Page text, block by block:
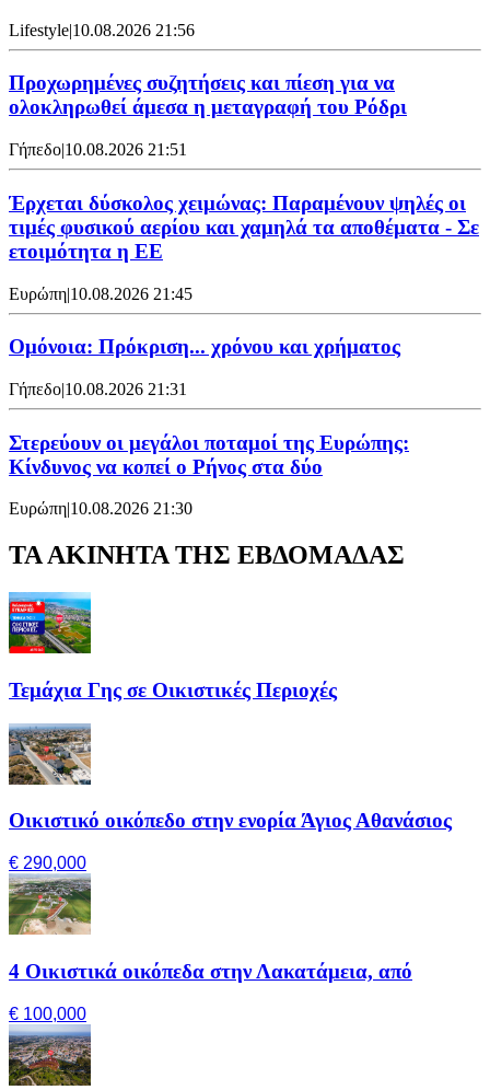
Lifestyle|10.08.2026 21:56
Προχωρημένες συζητήσεις και πίεση για να
ολοκληρωθεί άμεσα η μεταγραφή του Ρόδρι
Γήπεδο|10.08.2026 21:51
Έρχεται δύσκολος χειμώνας: Παραμένουν ψηλές οι
τιμές φυσικού αερίου και χαμηλά τα αποθέματα - Σε
ετοιμότητα η ΕΕ
Ευρώπη|10.08.2026 21:45
Ομόνοια: Πρόκριση... χρόνου και χρήματος
Γήπεδο|10.08.2026 21:31
Στερεύουν οι μεγάλοι ποταμοί της Ευρώπης:
Κίνδυνος να κοπεί ο Ρήνος στα δύο
Ευρώπη|10.08.2026 21:30
ΤΑ ΑΚΙΝΗΤΑ ΤΗΣ ΕΒΔΟΜΑΔΑΣ
Τεμάχια Γης σε Οικιστικές Περιοχές
Οικιστικό οικόπεδο στην ενορία Άγιος Αθανάσιος
€ 290,000
4 Οικιστικά οικόπεδα στην Λακατάμεια, από
€ 100,000